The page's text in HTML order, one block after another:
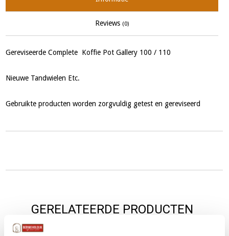
Reviews (0)
Gereviseerde Complete Koffie Pot Gallery 100 / 110
Nieuwe Tandwielen Etc.
Gebruikte producten worden zorgvuldig getest en gereviseerd
GERELATEERDE PRODUCTEN